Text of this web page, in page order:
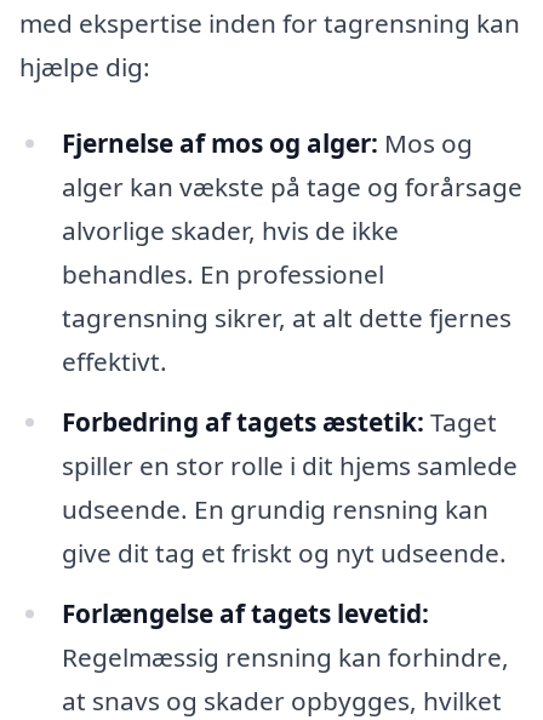
med ekspertise inden for tagrensning kan
hjælpe dig:
Fjernelse af mos og alger: Mos og
alger kan vækste på tage og forårsage
alvorlige skader, hvis de ikke
behandles. En professionel
tagrensning sikrer, at alt dette fjernes
effektivt.
Forbedring af tagets æstetik: Taget
spiller en stor rolle i dit hjems samlede
udseende. En grundig rensning kan
give dit tag et friskt og nyt udseende.
Forlængelse af tagets levetid:
Regelmæssig rensning kan forhindre,
at snavs og skader opbygges, hvilket